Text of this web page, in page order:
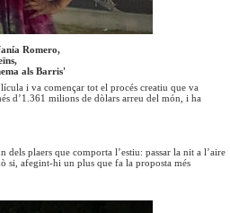
Romero,
als Barris'
i va començar tot el procés creatiu que va
d’1.361 milions de dòlars arreu del món, i ha
dels plaers que comporta l’estiu: passar la nit a l’aire
si, afegint-hi un plus que fa la proposta més